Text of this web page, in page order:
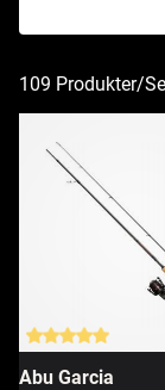
109 Produkter/
Abu Garcia